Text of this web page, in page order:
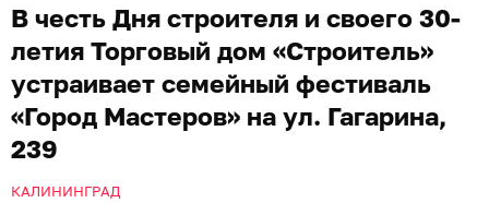
В честь Дня строителя и своего 30-
летия Торговый дом «Строитель»
устраивает семейный фестиваль
«Город Мастеров» на ул. Гагарина,
239
КАЛИНИНГРАД